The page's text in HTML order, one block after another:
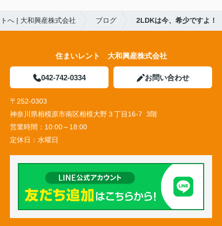
へ | 大和興産株式会社 ブログ 2LDKは今、希少ですよ！
住まいレント 大和興産株式会社
042-742-0334 お問い合わせ
〒252-0303
神奈川県相模原市南区相模大野３丁目16-7 3階
営業時間： 10:00～18:00
定休日： 水曜日